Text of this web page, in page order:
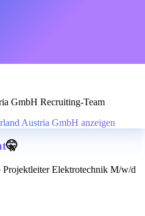
GmbH Recruiting-Team
Austria GmbH anzeigen
🤫
Projektleiter Elektrotechnik M/w/d